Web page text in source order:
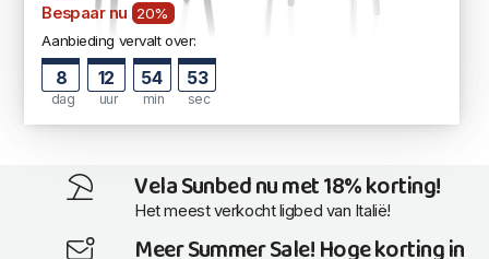
Bespaar nu
20%
Aanbieding vervalt over:
8
dag
12
uur
54
min
53
sec
Vela Sunbed nu met 18% korting!
Het meest verkocht ligbed van Italië!